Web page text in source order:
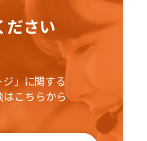
ださい
ジ」に関する
はこちらから